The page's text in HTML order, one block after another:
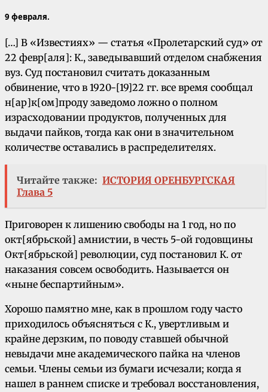
9 февраля.
[…] В «Известиях» — статья «Пролетарский суд» от
22 февр[аля]: К., заведывавший отделом снабжения
вуз. Суд постановил считать доказанным
обвинение, что в 1920-[19]22 гг. все время сообщал
н[ар]к[ом]проду заведомо ложно о полном
израсходовании продуктов, полученных для
выдачи пайков, тогда как они в значительном
количестве оставались в распределителях.
Читайте также: ИСТОРИЯ ОРЕНБУРГСКАЯ
Глава 5
Приговорен к лишению свободы на 1 год, но по
окт[ябрьской] амнистии, в честь 5-ой годовщины
Окт[ябрьской] революции, суд постановил К. от
наказания совсем освободить. Называется он
«ныне беспартийным».
Хорошо памятно мне, как в прошлом году часто
приходилось объясняться с К., увертливым и
крайне дерзким, по поводу ставшей обычной
невыдачи мне академического пайка на членов
семьи. Члены семьи из бумаги исчезали; когда я
нашел в раннем списке и требовал восстановления,